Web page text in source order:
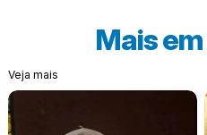
Mais em
Veja mais